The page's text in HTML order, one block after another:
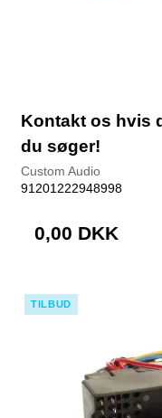
Kontakt os hvis
du søger!
Custom Audio
91201222948998
0,00 DKK
TILBUD